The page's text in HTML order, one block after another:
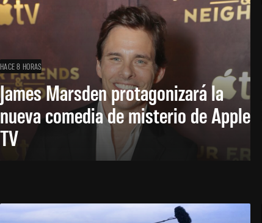
HACE 8 HORAS
James Marsden protagonizará la
nueva comedia de misterio de Apple
TV